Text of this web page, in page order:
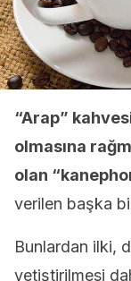
“Arap”
olmasına
olan
verilen başka
Bunlardan ilki,
yetiştirilmesi